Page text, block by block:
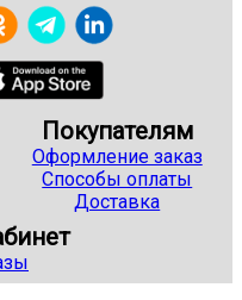
Покупателям
Оформление заказ
Способы оплаты
Доставка